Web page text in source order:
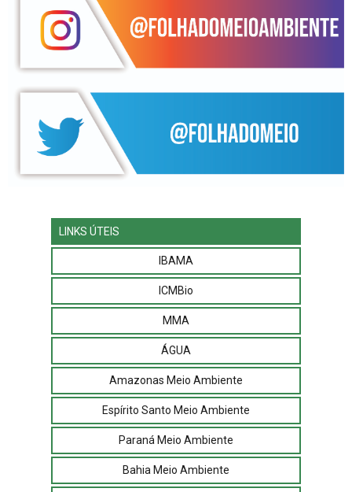
LINKS ÚTEIS
IBAMA
ICMBio
MMA
ÁGUA
Amazonas Meio Ambiente
Espírito Santo Meio Ambiente
Paraná Meio Ambiente
Bahia Meio Ambiente